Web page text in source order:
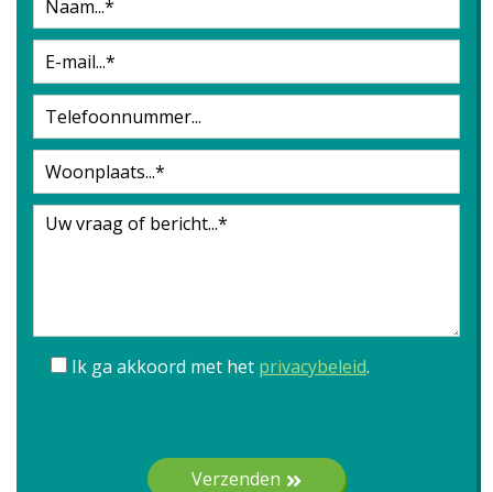
Ik ga akkoord met het privacybeleid.
Verzenden